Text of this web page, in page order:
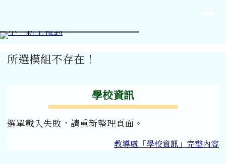
工具列
主內容區域
所選模組不存在！
學校資訊
選單載入失敗，請重新整理頁面。
教導處「學校資訊」完整內容
頁尾區域